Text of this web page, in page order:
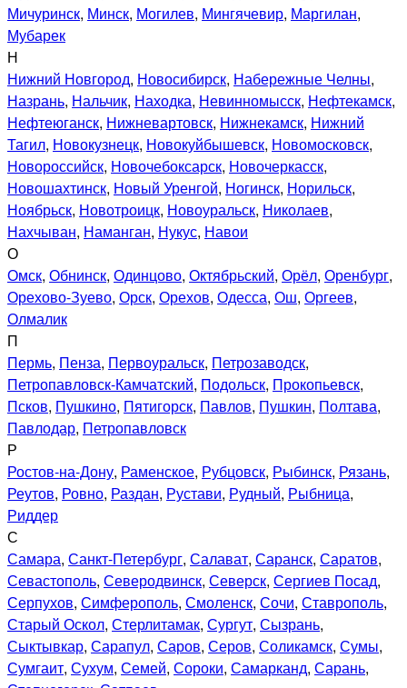
Мичуринск, Минск, Могилев, Мингячевир, Маргилан,
Мубарек
Н
Нижний Новгород, Новосибирск, Набережные Челны,
Назрань, Нальчик, Находка, Невинномысск, Нефтекамск,
Нефтеюганск, Нижневартовск, Нижнекамск, Нижний
Тагил, Новокузнецк, Новокуйбышевск, Новомосковск,
Новороссийск, Новочебоксарск, Новочеркасск,
Новошахтинск, Новый Уренгой, Ногинск, Норильск,
Ноябрьск, Новотроицк, Новоуральск, Николаев,
Нахчыван, Наманган, Нукус, Навои
О
Омск, Обнинск, Одинцово, Октябрьский, Орёл, Оренбург,
Орехово-Зуево, Орск, Орехов, Одесса, Ош, Оргеев,
Олмалик
П
Пермь, Пенза, Первоуральск, Петрозаводск,
Петропавловск-Камчатский, Подольск, Прокопьевск,
Псков, Пушкино, Пятигорск, Павлов, Пушкин, Полтава,
Павлодар, Петропавловск
Р
Ростов-на-Дону, Раменское, Рубцовск, Рыбинск, Рязань,
Реутов, Ровно, Раздан, Рустави, Рудный, Рыбница,
Риддер
С
Самара, Санкт-Петербург, Салават, Саранск, Саратов,
Севастополь, Северодвинск, Северск, Сергиев Посад,
Серпухов, Симферополь, Смоленск, Сочи, Ставрополь,
Старый Оскол, Стерлитамак, Сургут, Сызрань,
Сыктывкар, Сарапул, Саров, Серов, Соликамск, Сумы,
Сумгаит, Сухум, Семей, Сороки, Самарканд, Сарань,